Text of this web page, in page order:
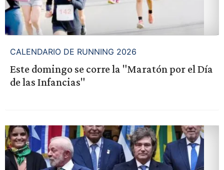
CALENDARIO DE RUNNING 2026
Este domingo se corre la "Maratón por el Día
de las Infancias"